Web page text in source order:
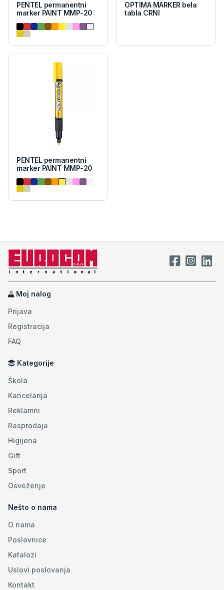
PENTEL permanentni
marker PAINT MMP-20
OPTIMA MARKER bela
tabla CRNI
PENTEL permanentni
marker PAINT MMP-20
Moj nalog
Prijava
Registracija
FAQ
Kategorije
Škola
Kancelarija
Reklamni
Rasprodaja
Higijena
Gift
Sport
Osveženje
Nešto o nama
O nama
Poslovnice
Katalozi
Uslovi poslovanja
Kontakt